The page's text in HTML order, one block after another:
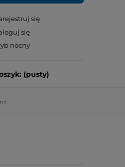
się
się
(pusty)